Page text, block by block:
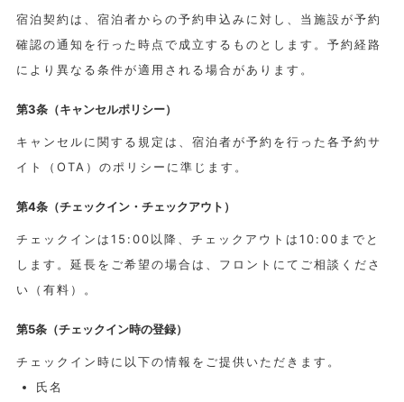
宿泊契約は、宿泊者からの予約申込みに対し、当施設が予約
確認の通知を行った時点で成立するものとします。予約経路
により異なる条件が適用される場合があります。
第3条（キャンセルポリシー）
キャンセルに関する規定は、宿泊者が予約を行った各予約サ
イト（OTA）のポリシーに準じます。
第4条（チェックイン・チェックアウト）
チェックインは15:00以降、チェックアウトは10:00までと
します。延長をご希望の場合は、フロントにてご相談くださ
い（有料）。
第5条（チェックイン時の登録）
チェックイン時に以下の情報をご提供いただきます。
氏名